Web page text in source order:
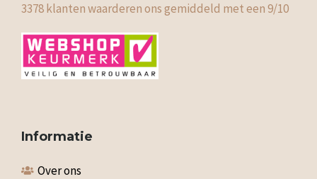
3378klanten waarderen ons gemiddeld met een9/10
Informatie
Over ons